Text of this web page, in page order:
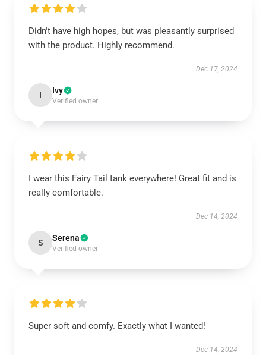
Didn't have high hopes, but was pleasantly surprised
with the product. Highly recommend.
Dec 17, 2024
I Ivy
Verified owner
I wear this Fairy Tail tank everywhere! Great fit and is
really comfortable.
Dec 14, 2024
S Serena
Verified owner
Super soft and comfy. Exactly what I wanted!
Dec 14, 2024